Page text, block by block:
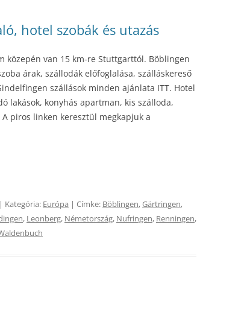
hotel szobák és utazás
közepén van 15 km-re Stuttgarttól. Böblingen
árak, szállodák előfoglalása, szálláskereső
szállások minden ajánlata ITT. Hotel
lakások, konyhás apartman, kis szálloda,
piros linken keresztül megkapjuk a
| Kategória: Európa | Címke: Böblingen,Gärtringen,
, Leonberg, Németország, Nufringen, Renningen,